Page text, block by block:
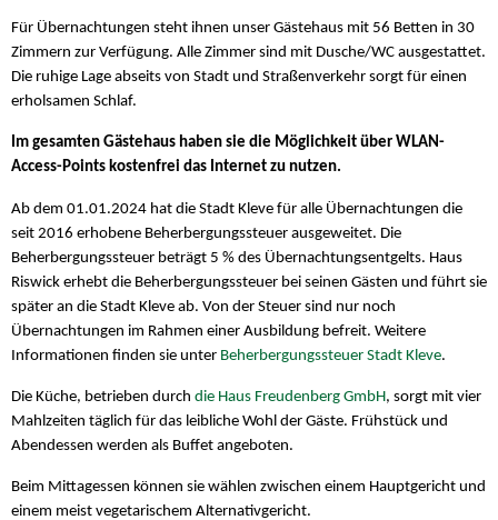
Für Übernachtungen steht ihnen unser Gästehaus mit 56 Betten in 30
Zimmern zur Verfügung. Alle Zimmer sind mit Dusche/WC ausgestattet.
Die ruhige Lage abseits von Stadt und Straßenverkehr sorgt für einen
erholsamen Schlaf.
Im gesamten Gästehaus haben sie die Möglichkeit über WLAN-
Access-Points kostenfrei das Internet zu nutzen.
Ab dem 01.01.2024 hat die Stadt Kleve für alle Übernachtungen die
seit 2016 erhobene Beherbergungssteuer ausgeweitet. Die
Beherbergungssteuer beträgt 5 % des Übernachtungsentgelts. Haus
Riswick erhebt die Beherbergungssteuer bei seinen Gästen und führt sie
später an die Stadt Kleve ab. Von der Steuer sind nur noch
Übernachtungen im Rahmen einer Ausbildung befreit. Weitere
Informationen finden sie unter Beherbergungssteuer Stadt Kleve.
Die Küche, betrieben durch die Haus Freudenberg GmbH , sorgt mit vier
Mahlzeiten täglich für das leibliche Wohl der Gäste. Frühstück und
Abendessen werden als Buffet angeboten.
Beim Mittagessen können sie wählen zwischen einem Hauptgericht und
einem meist vegetarischem Alternativgericht.